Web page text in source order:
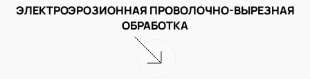
ЭЛЕКТРОЭРОЗИОННАЯ ПРОВОЛОЧНО-ВЫРЕЗНАЯ
ОБРАБОТКА